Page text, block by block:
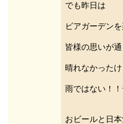
でも昨日は
ビアガーデン
皆様の思いが
晴れなかった
雨ではない！
おビールと日